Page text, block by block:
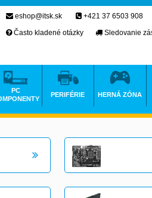
eshop@itsk.sk +421 37 6503 908
Často kladené otázky
Sledovanie
PC
PERIFÉRIE HERNÁ ZÓNA